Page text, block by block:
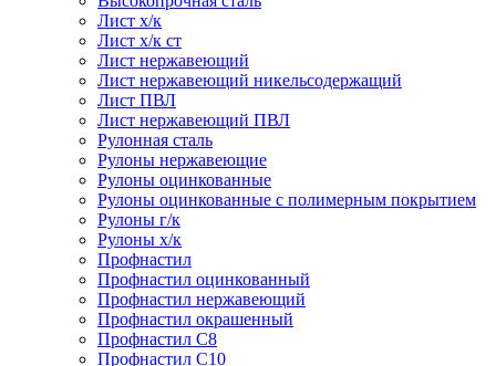
Лист х/к
Лист х/к ст
Лист нержавеющий
Лист нержавеющий никельсодержащий
Лист ПВЛ
Лист нержавеющий ПВЛ
Рулонная сталь
Рулоны нержавеющие
Рулоны оцинкованные
Рулоны оцинкованные с полимерным покрытием
Рулоны г/к
Рулоны х/к
Профнастил
Профнастил оцинкованный
Профнастил нержавеющий
Профнастил окрашенный
Профнастил С8
Профнастил С10